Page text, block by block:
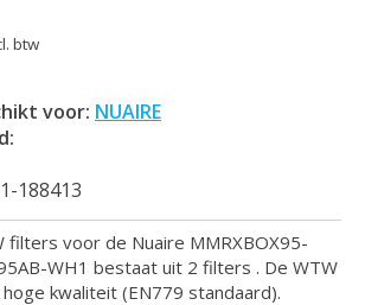
btw
voor: NUAIRE
188413
filters voor de Nuaire MMRXBOX95-
WH1 bestaat uit 2 filters . De WTW
kwaliteit (EN779 standaard).